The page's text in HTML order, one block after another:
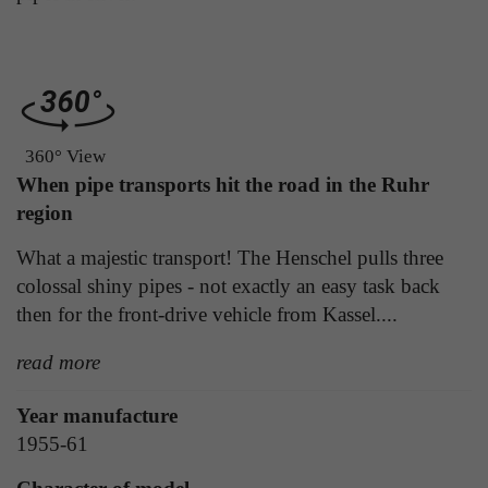
360° View
When pipe transports hit the road in the Ruhr
region
What a majestic transport! The Henschel pulls three
colossal shiny pipes - not exactly an easy task back
then for the front-drive vehicle from Kassel....
read more
Year manufacture
1955-61
Name
Anbieter
Laufzeit Ende der Sitzung
Zweck
PHPs Standard Sitzungs Identifikation (nur für
Name be_typo_user
Laufzeit 1 Tag
Anbieter Google Analytics
Enthält eine zufallsgenerierte User-ID. Anhand
dieser ID kann Google Analytics